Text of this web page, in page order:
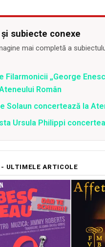
subiecte conexe
mai completă a
Filarmonicii „George
Român
Solaun concertează la
Ursula Philippi
ULTIMELE ARTICOLE